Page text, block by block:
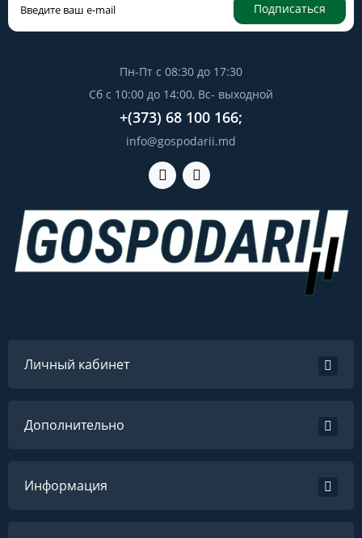
Подписаться
Пн-Пт с 08:30 до 17:30
Сб с 10:00 до 14:00, Вс- выходной
+(373) 68 100 166;
info@gospodarii.md
Личный кабинет
Дополнительно
Информация